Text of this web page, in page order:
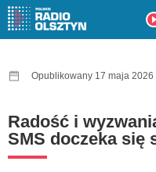
Opublikowany 17 maja 2026
Radość i
SMS doczeka się